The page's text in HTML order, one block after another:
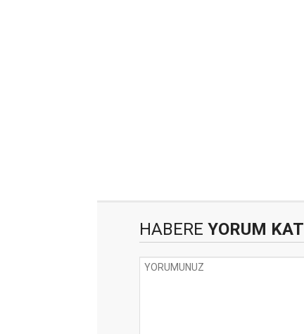
HABERE YORUM KAT